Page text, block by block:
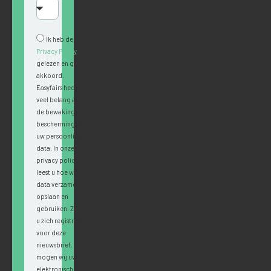
Ik heb de
Privacy Policy
gelezen en ga
akkoord.
Easyfairs hecht
veel belang aan
de bewaking en
bescherming van
uw persoonlijke
data. In onze
privacy policy
leest u hoe wij
data verzamelen,
opslaan en
gebruiken. Zodra
u zich registreert
voor deze
nieuwsbrief,
mogen wij uw
elektronische